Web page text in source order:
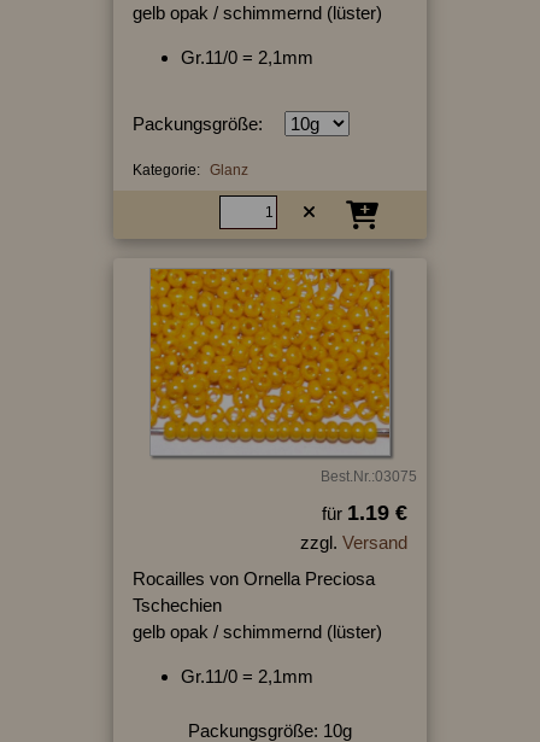
gelb opak / schimmernd (lüster)
Gr.11/0 = 2,1mm
Packungsgröße:
Kategorie: Glanz
Best.Nr.:03075
für 1.19 €
zzgl. Versand
Rocailles von Ornella Preciosa
Tschechien
gelb opak / schimmernd (lüster)
Gr.11/0 = 2,1mm
Packungsgröße: 10g